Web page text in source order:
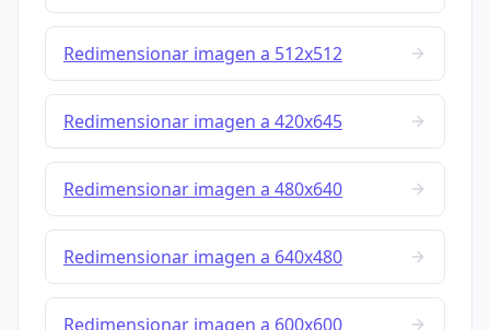
Redimensionar imagen a 512x512
Redimensionar imagen a 420x645
Redimensionar imagen a 480x640
Redimensionar imagen a 640x480
Redimensionar imagen a 600x600